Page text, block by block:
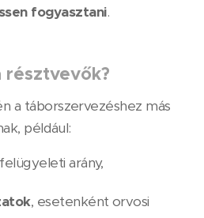
fogyasztani.
résztvevők?
a táborszervezéshez más
például:
arány,
, esetenként orvosi